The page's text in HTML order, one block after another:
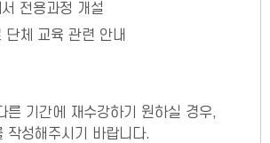
전용과정 개설
단체 교육 관련 안내
른 기간에 재수강하기 원하실 경우,
작성해주시기 바랍니다.